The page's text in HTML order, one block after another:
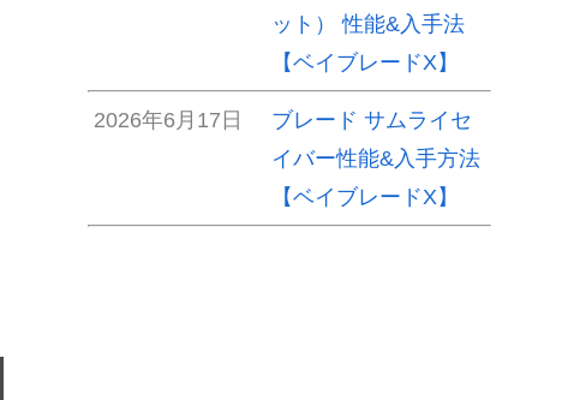
ット） 性能&入手法
【ベイブレードX】
2026年6月17日
ブレード サムライセ
イバー性能&入手方法
【ベイブレードX】